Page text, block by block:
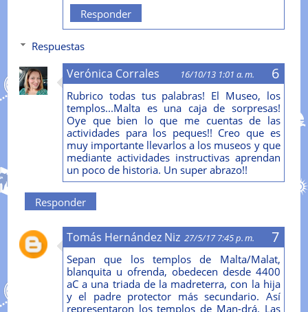
Responder
Respuestas
Verónica Corrales 16/10/13 1:01 a. m.
Rubrico todas tus palabras! El Museo, los
templos...Malta es una caja de sorpresas!
Oye que bien lo que me cuentas de las
actividades para los peques!! Creo que es
muy importante llevarlos a los museos y que
mediante actividades instructivas aprendan
un poco de historia. Un super abrazo!!
Responder
Tomás Hernández Niz 27/5/17 7:45 p. m.
Sepan que los templos de Malta/Malat,
blanquita u ofrenda, obedecen desde 4400
aC a una triada de la madreterra, con la hija
y el padre protector más secundario. Así
representaron los templos de Man-drá. Las